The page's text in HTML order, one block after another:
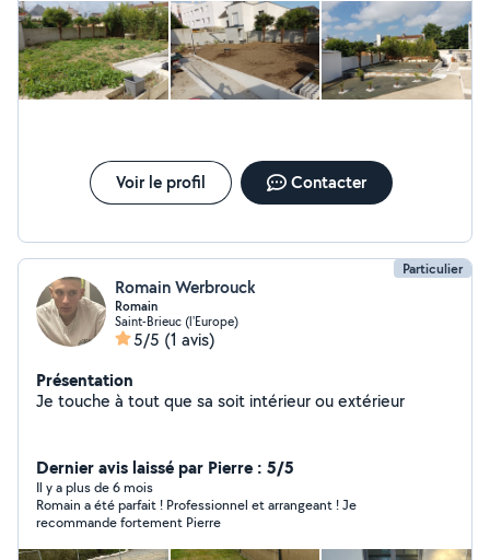
Voir le profil Contacter
Particulier
Romain Werbrouck
Romain
Saint-Brieuc (l'Europe)
5/5 (1 avis)
Présentation
Je touche à tout que sa soit intérieur ou extérieur
Dernier avis laissé par Pierre : 5/5
Il y a plus de 6 mois
Romain a été parfait ! Professionnel et arrangeant ! Je
recommande fortement Pierre